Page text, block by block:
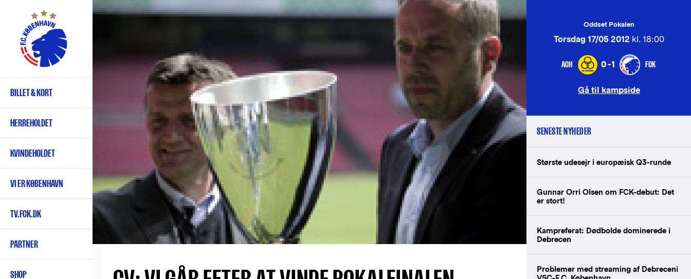
hovedindhold
Primær
navigation
BILLET & KORT
HERREHOLDET
KVINDEHOLDET
VI ER KØBENHAVN
TV.FCK.DK
PARTNER
SHOP
Oddset Pokalen
Torsdag 17/05 2012 kl. 18:00
ACH 0-1 FCK
Gå til kampside
SENESTE NYHEDER
Største udesejr i europæisk Q3-runde
Gunnar Orri Olsen om FCK-debut: Det
er stort!
Kampreferat: Dødbolde dominerede i
Debrecen
Problemer med streaming af Debreceni